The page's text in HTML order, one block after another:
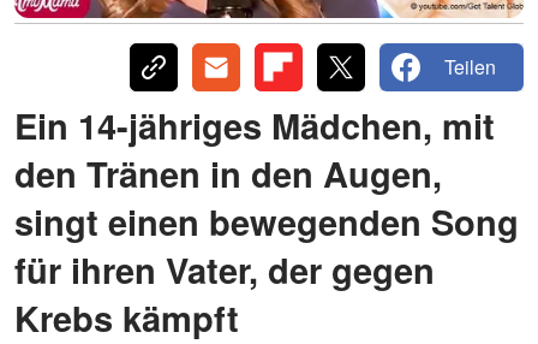
Teilen
Ein 14-jähriges Mädchen, mit
den Tränen in den Augen,
singt einen bewegenden Song
für ihren Vater, der gegen
Krebs kämpft